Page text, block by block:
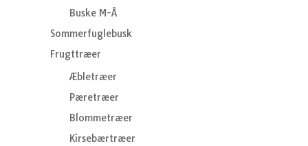
Buske M-Å
Sommerfuglebusk
Frugttræer
Æbletræer
Pæretræer
Blommetræer
Kirsebærtræer